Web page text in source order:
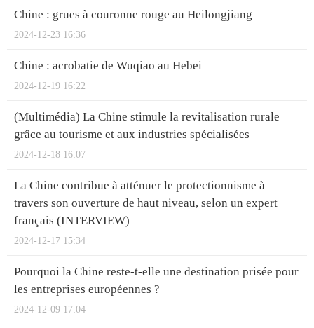
Chine : grues à couronne rouge au Heilongjiang
2024-12-23 16:36
Chine : acrobatie de Wuqiao au Hebei
2024-12-19 16:22
(Multimédia) La Chine stimule la revitalisation rurale
grâce au tourisme et aux industries spécialisées
2024-12-18 16:07
La Chine contribue à atténuer le protectionnisme à
travers son ouverture de haut niveau, selon un expert
français (INTERVIEW)
2024-12-17 15:34
Pourquoi la Chine reste-t-elle une destination prisée pour
les entreprises européennes ?
2024-12-09 17:04